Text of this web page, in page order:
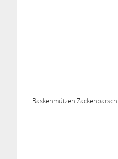
Baskenmützen Zackenbarsch